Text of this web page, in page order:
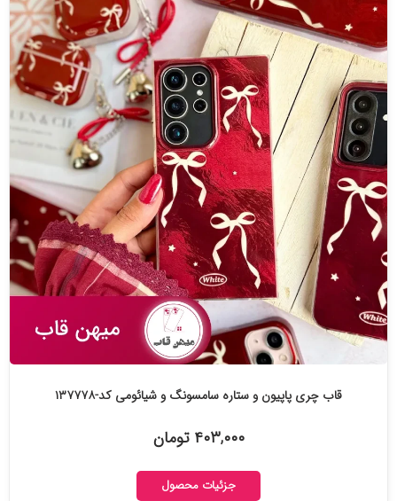
قاب چری پاپیون و ستاره سامسونگ و شیائومی کد-۱۳۷۷۷۸
۴۰۳,۰۰۰ تومان
جزئیات محصول